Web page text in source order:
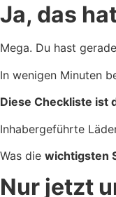
Ja, das
Mega. Du hast
In wenigen Minuten
Diese Checkliste ist
Inhabergeführte
Was die wichtigsten
Nur jetzt